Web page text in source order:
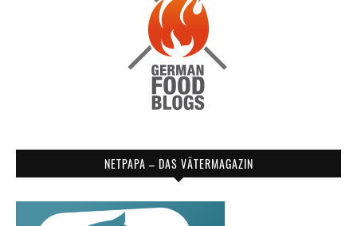
NETPAPA – DAS VÄTERMAGAZIN